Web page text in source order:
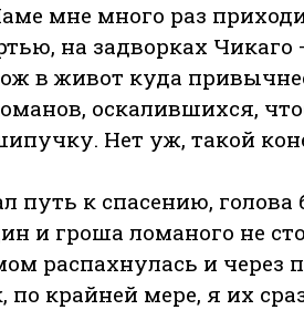
мне много раз
на задворках
в живот куда
оскалившихся,
Нет уж, такой
путь к спасению, голова
и гроша ломаного не
распахнулась и через
крайней мере, я их